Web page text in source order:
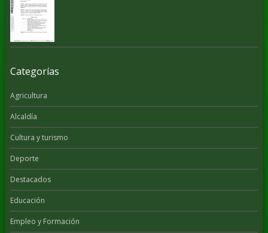
Categorías
Agricultura
Alcaldía
Cultura y turismo
Deporte
Destacados
Educación
Empleo y Formación